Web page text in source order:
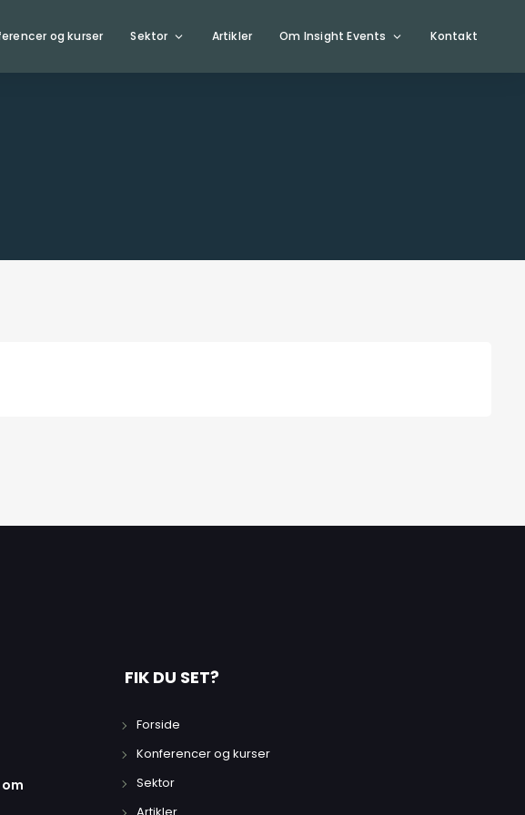
og kurser Sektor Artikler Om Insight Events Kontakt
FIK DU SET?
Forside
Konferencer og kurser
Sektor